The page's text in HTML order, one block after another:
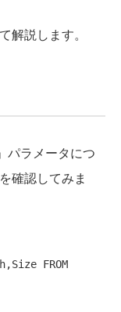
説します。
パラメータにつ
確認してみま
,Size FROM